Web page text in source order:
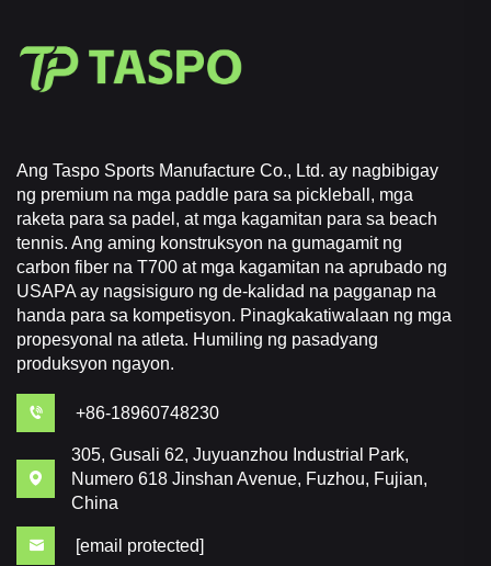
Ang Taspo Sports Manufacture Co., Ltd. ay nagbibigay
ng premium na mga paddle para sa pickleball, mga
raketa para sa padel, at mga kagamitan para sa beach
tennis. Ang aming konstruksyon na gumagamit ng
carbon fiber na T700 at mga kagamitan na aprubado ng
USAPA ay nagsisiguro ng de-kalidad na pagganap na
handa para sa kompetisyon. Pinagkakatiwalaan ng mga
propesyonal na atleta. Humiling ng pasadyang
produksyon ngayon.
+86-18960748230
305, Gusali 62, Juyuanzhou Industrial Park,
Numero 618 Jinshan Avenue, Fuzhou, Fujian,
China
[email protected]